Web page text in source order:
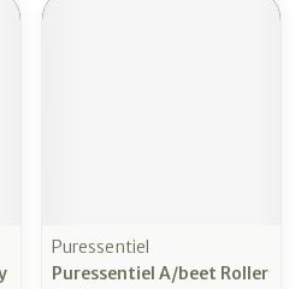
Puressentiel
Puressentiel A/beet Roller